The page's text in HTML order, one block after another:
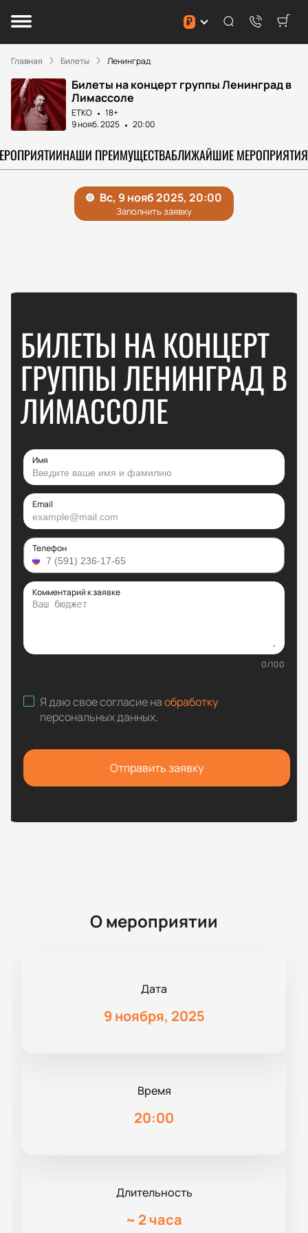
₽
Главная Билеты Ленинград
Билеты на концерт группы Ленинград в
Лимассоле
ETKO
18+
9 нояб. 2025
20:00
НАШИ ПРЕИМУЩЕСТВАБЛИЖАЙШИЕ МЕРОПРИЯТИЯ
БИЛЕТЫ НА КОНЦЕРТ
ГРУППЫ ЛЕНИНГРАД В
ЛИМАССОЛЕ
Имя
Email
Телефон
Комментарий к заявке
0/100
Я даю свое согласие наобработку
персональных данных.
Отправить заявку
О мероприятии
Дата
9 ноября, 2025
Время
20:00
Длительность
~ 2 часа